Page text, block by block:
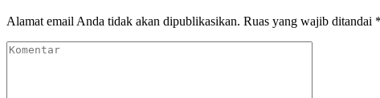
Alamat email Anda tidak akan dipublikasikan. Ruas yang wajib ditandai *